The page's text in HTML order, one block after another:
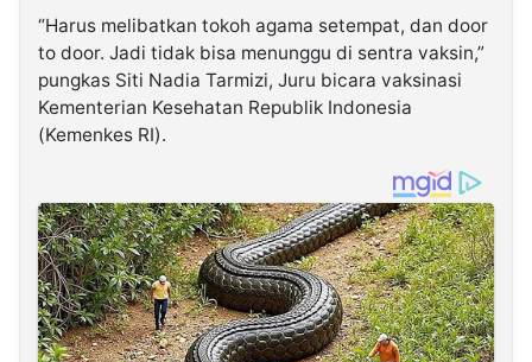
“Harus melibatkan tokoh agama setempat, dan door
to door. Jadi tidak bisa menunggu di sentra vaksin,”
pungkas Siti Nadia Tarmizi, Juru bicara vaksinasi
Kementerian Kesehatan Republik Indonesia
(Kemenkes RI).